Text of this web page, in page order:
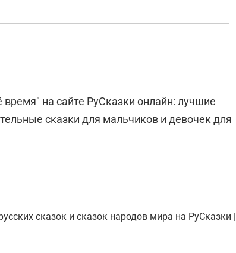
на сайте РуСказки онлайн: лучшие
сказки для мальчиков и девочек для
сказок и сказок народов мира на РуСказки |